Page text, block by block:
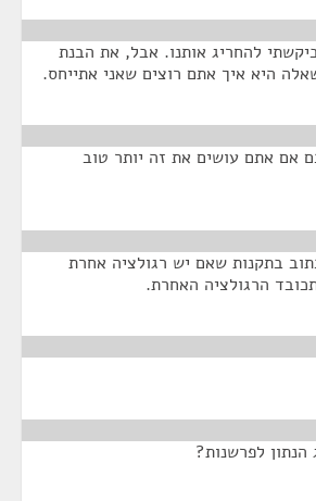
להחריג אותנו. אבל, את הבנת
היא איך אתם רוצים שאני אתייחס.
אם אתם עושים את זה יותר טוב
בתקנות שאם יש רגולציה אחרת
הרגולציה האחרת.
לפרשנות?